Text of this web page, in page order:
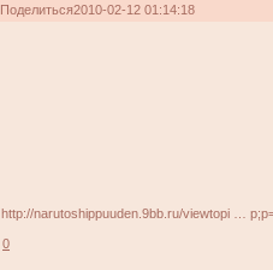
Поделиться2010-02-12 01:14:18
http://narutoshippuuden.9bb.ru/viewtopi …
0